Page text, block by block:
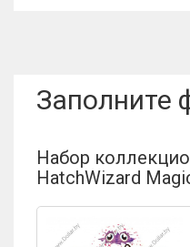
Заполните
Набор
HatchWizard